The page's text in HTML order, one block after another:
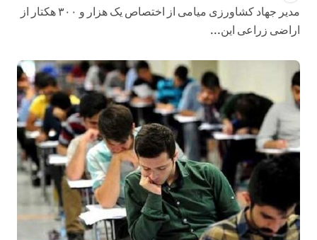
مدیر جهاد کشاورزی میامی از اختصاص یک هزار و ۳۰۰ هکتار از
اراضی زراعی این...